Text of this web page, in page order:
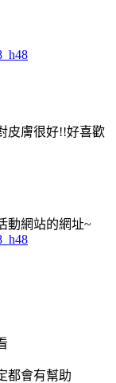
皮膚很好!!好喜歡
動網站的網址~
都會有幫助